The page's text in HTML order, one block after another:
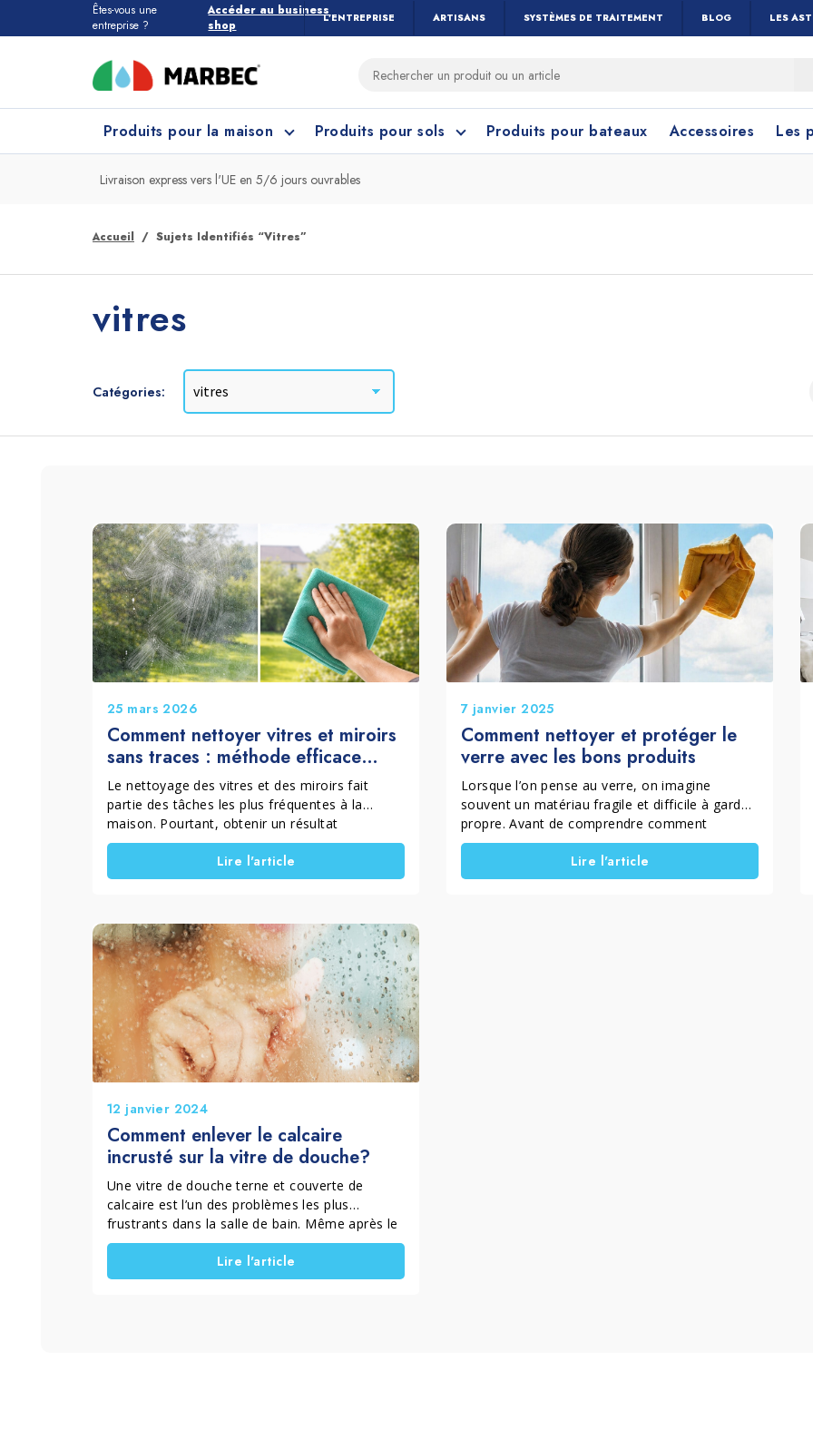
Êtes-vous une
entreprise ?
Accéder au business
shop
L’ENTREPRISE ARTISANS SYSTÈMES DE TRAITEMENT BLOG LES
Produits pour la maison
Tous les produits pour la maison
Lessive et Textiles Accessoires
Produits pour sols
Quel étage devez-vous nettoyer ?
Bois et Parquet Terrazzo et ciment
Produits pour bateaux Accessoires Les
Livraison express vers l'UE en 5/6 jours ouvrables
Accueil Sujets Identifiés “vitres”
vitres
Catégories:
25 mars 2026
Comment nettoyer vitres et miroirs
sans traces : méthode efficace
pour des surfaces parfaites
Le nettoyage des vitres et des miroirs fait
partie des tâches les plus fréquentes à la
maison. Pourtant, obtenir un résultat
réellement sans traces ni résidus est souvent
plus compliqué qu’il n’y paraît. Le problème
principal n’est pas seulement d’éliminer la
obtenir un résultat efficace, il est essentiel
d’utiliser une méthode de nettoyage sans
traces et d’adopter une bonne technique. Une
surface bien nettoyée reste plus longtemps
propre et brillante, ce qui réduit la fréquence
des interventions.
Lire l'article
7 janvier 2025
Comment nettoyer et protéger le
verre avec les bons produits
Lorsque l’on pense au verre, on imagine
souvent un matériau fragile et difficile à garder
propre. Avant de comprendre comment
nettoyer et protéger le verre, il est essentiel de
savoir pourquoi ce matériau demande une
attention constante. Il est également important
Lire l'article
12 janvier 2024
Comment enlever le calcaire
incrusté sur la vitre de douche?
Une vitre de douche terne et couverte de
calcaire est l’un des problèmes les plus
frustrants dans la salle de bain. Même après le
nettoyage, des traces, des taches et des
dépôts restent visibles et rendent le verre
opaque. En réalité, le problème ne vient pas du
Lire l'article